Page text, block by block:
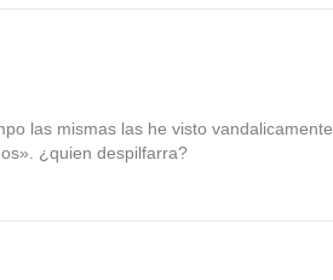
las mismas las he visto vandalicamente
¿quien despilfarra?